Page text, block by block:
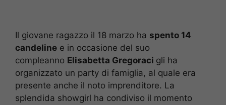
Il giovane ragazzo il 18 marzo ha spento 14
candeline e in occasione del suo
compleanno Elisabetta Gregoraci gli ha
organizzato un party di famiglia, al quale era
presente anche il noto imprenditore. La
splendida showgirl ha condiviso il momento